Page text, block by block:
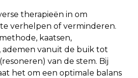
therapieën in om
verhelpen of verminderen.
kaatsen,
vanuit de buik tot
van de stem. Bij
het om een optimale balans